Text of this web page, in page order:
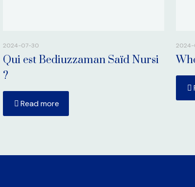
2024-07-30
Qui est Bediuzzaman Saïd Nursi
?
Read more